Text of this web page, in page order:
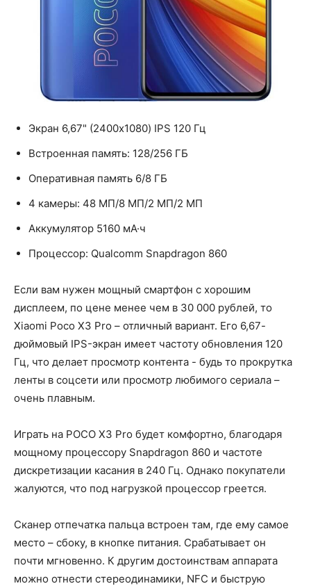
Экран 6,67" (2400x1080) IPS 120 Гц
Встроенная память: 128/256 ГБ
Оперативная память 6/8 ГБ
4 камеры: 48 МП/8 МП/2 МП/2 МП
Аккумулятор 5160 мА·ч
Процессор: Qualcomm Snapdragon 860
Если вам нужен мощный смартфон с хорошим
дисплеем, по цене менее чем в 30 000 рублей, то
Xiaomi Poco X3 Pro – отличный вариант. Его 6,67-
дюймовый IPS-экран имеет частоту обновления 120
Гц, что делает просмотр контента - будь то прокрутка
ленты в соцсети или просмотр любимого сериала –
очень плавным.
Играть на POCO X3 Pro будет комфортно, благодаря
мощному процессору Snapdragon 860 и частоте
дискретизации касания в 240 Гц. Однако покупатели
жалуются, что под нагрузкой процессор греется.
Сканер отпечатка пальца встроен там, где ему самое
место – сбоку, в кнопке питания. Срабатывает он
почти мгновенно. К другим достоинствам аппарата
можно отнести стереодинамики, NFC и быструю